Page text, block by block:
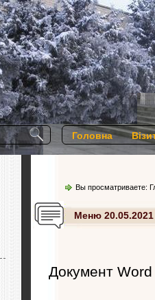
Головна
Вы просматриваете:
Меню 20.05.2021
Документ Word